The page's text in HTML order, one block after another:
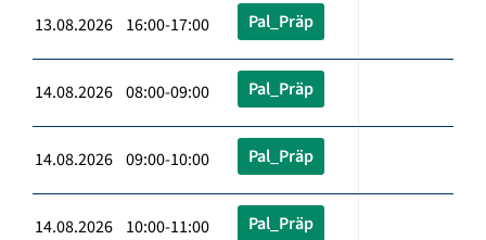
13.08.2026 16:00-17:00 Pal_Präp
14.08.2026 08:00-09:00 Pal_Präp
14.08.2026 09:00-10:00 Pal_Präp
14.08.2026 10:00-11:00 Pal_Präp